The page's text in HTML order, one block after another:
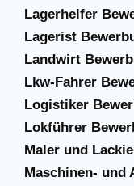
Lagerhelfer
Lagerist
Landwirt
Lkw-Fahrer
Logistiker
Lokführer
Maler und
Maschinen- und